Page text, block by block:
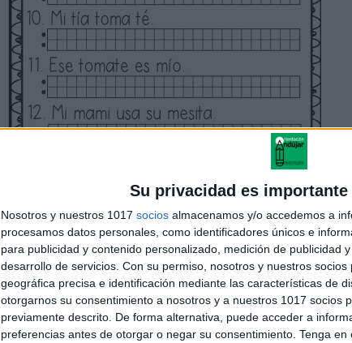
Su privacidad es
Nosotros y nuestros 1017 socios almacenamos y/o accedemos a
procesamos datos personales, como identificadores únicos e
para publicidad y contenido personalizado, medición de publicidad
desarrollo de servicios. Con su permiso, nosotros y nuestros
geográfica precisa e identificación mediante las características de
otorgarnos su consentimiento a nosotros y a nuestros 1017 socios
previamente descrito. De forma alternativa, puede acceder a
preferencias antes de otorgar o negar su consentimiento. Tenga en